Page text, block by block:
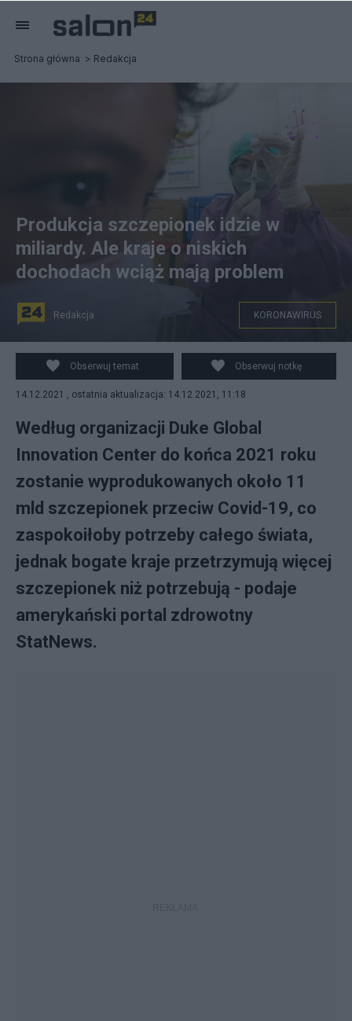
Strona główna Redakcja
"Wyzwaniem pozostaje dostarczenie szczepionek we
właściwe miejsca". Fot. PAP/EPA/Bagus Indahono
Produkcja szczepionek idzie w
miliardy. Ale kraje o niskich
dochodach wciąż mają problem
Redakcja KORONAWIRUS
Obserwuj temat Obserwuj notkę
14.12.2021 , ostatnia aktualizacja: 14.12.2021, 11:18
Według organizacji Duke Global
Innovation Center do końca 2021 roku
zostanie wyprodukowanych około 11
mld szczepionek przeciw Covid-19, co
zaspokoiłoby potrzeby całego świata,
jednak bogate kraje przetrzymują więcej
szczepionek niż potrzebują - podaje
amerykański portal zdrowotny
StatNews.